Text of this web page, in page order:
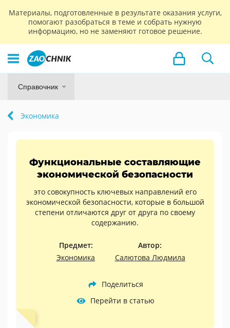
Материалы, подготовленные в результате оказания услуги,
помогают разобраться в теме и собрать нужную
информацию, но не заменяют готовое решение.
Справочник
Экономика
Функциональные составляющие
экономической безопасности
это совокупность ключевых направлений его
экономической безопасности, которые в большой
степени отличаются друг от друга по своему
содержанию.
Предмет:
Экономика
Автор:
Салютова Людмила
Поделиться
Перейти в статью